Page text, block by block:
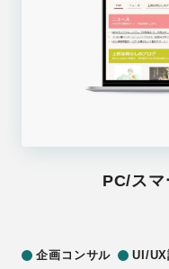
PC/スマ
企画コンサル UI/